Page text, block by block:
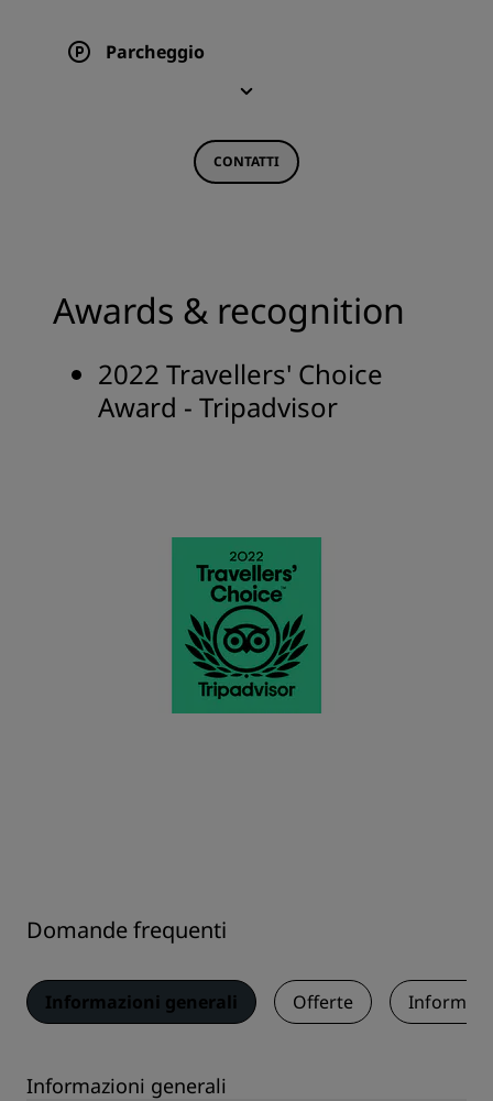
Parcheggio
CONTATTI
Awards & recognition
2022 Travellers' Choice
Award - Tripadvisor
Domande frequenti
Informazioni generali Offerte
Informazioni generali